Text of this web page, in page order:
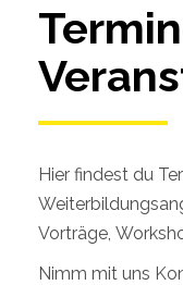
Hier findest du
Vorträge,
Nimm mit uns